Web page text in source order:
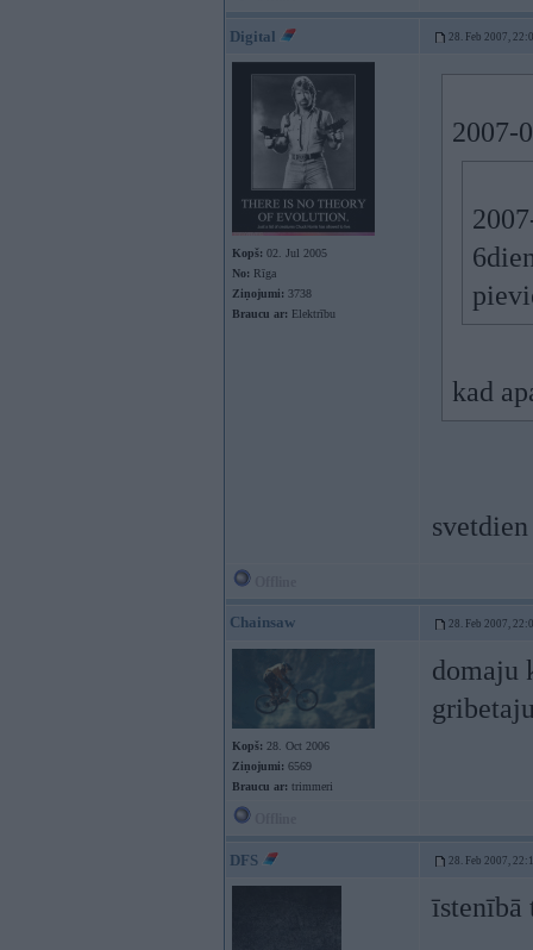
Digital 28. Feb 2007,
Kopš: 02. Jul 2005
No: Rīga
Ziņojumi: 3738
Braucu ar: Elektrību
2007-
kad
Chainsaw 28. Feb 2007,
Kopš: 28. Oct 2006
Ziņojumi: 6569
Braucu ar: trimmeri
domaju
DFS 28. Feb 2007,